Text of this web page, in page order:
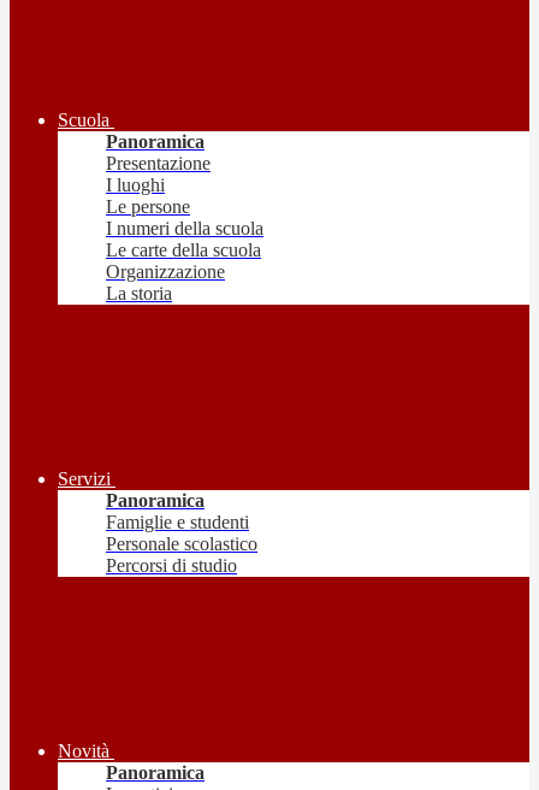
Scuola
Panoramica
Presentazione
I luoghi
Le persone
I numeri della scuola
Le carte della scuola
Organizzazione
La storia
Servizi
Panoramica
Famiglie e studenti
Personale scolastico
Percorsi di studio
Novità
Panoramica